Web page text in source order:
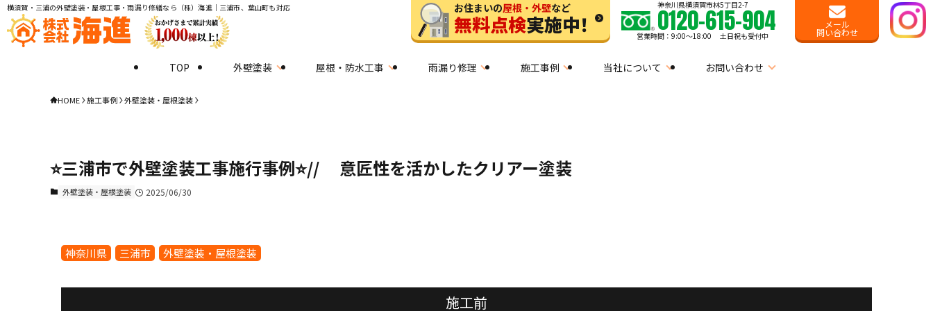
横須賀・三浦の外壁塗装・屋根工事・雨漏り修繕なら（株）海進｜三浦市、葉山町も対応
TOP 外壁塗装 屋根・防水工事 雨漏り修理 施工事例 当社について お問い合わせ
お住まいの屋根・外壁など
無料点検実施中！
神奈川県横須賀市林5丁目2-7
0120-615-904
営業時間：9:00〜18:00 土日祝も受付中
メール
問い合わせ
HOME 施工事例 外壁塗装・屋根塗装
⭐️三浦市で外壁塗装工事施行事例⭐️// 意匠性を活かしたクリアー塗装
外壁塗装・屋根塗装 2025/06/30
神奈川県 三浦市 外壁塗装・屋根塗装
施工前